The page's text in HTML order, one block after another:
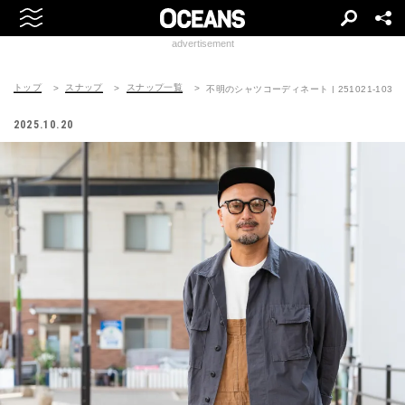
advertisement
トップ スナップ スナップ一覧 不明のシャツコーディネート | 251021-1037-
2025.10.20